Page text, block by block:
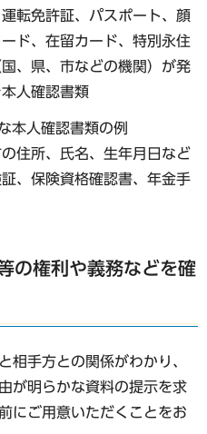
転免許証、パスポート、顔
ド、在留カード、特別永住
、県、市などの機関）が発
人確認書類
本人確認書類の例
住所、氏名、生年月日など
、保険資格確認書、年金手
権利や義務などを確
相手方との関係がわかり、
が明らかな資料の提示を求
にご用意いただくことをお